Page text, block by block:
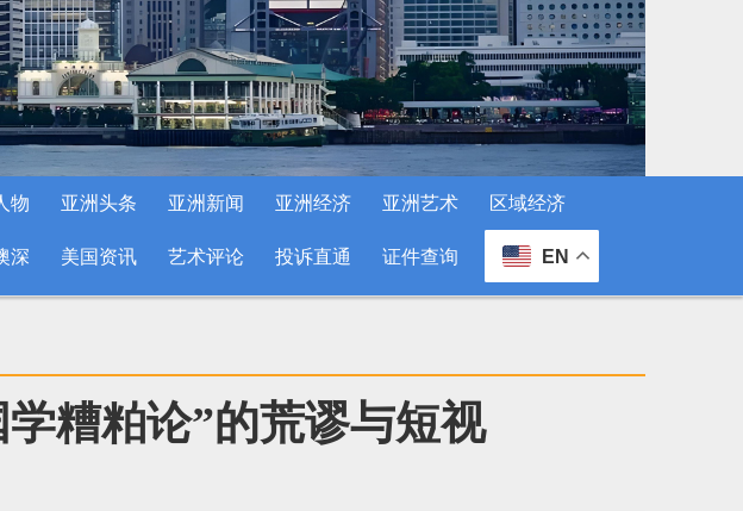
物 亚洲头条 亚洲新闻 亚洲经济 亚洲艺术 区域经济
深 美国资讯 艺术评论 投诉直通 证件查询 EN
糟粕论”的荒谬与短视